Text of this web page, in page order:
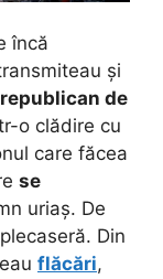
încă
și
de
o clădire cu
care făcea
se
uriaș. De
Din
flăcări,